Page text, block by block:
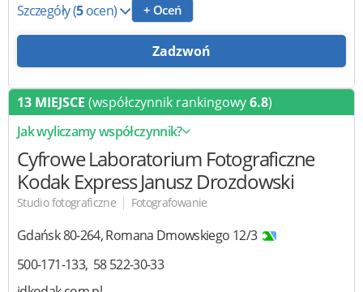
Szczegóły(5ocen) + Oceń
Zadzwoń
13 MIEJSCE (współczynnik rankingowy6.8)
Jak wyliczamy współczynnik?
Cyfrowe Laboratorium Fotograficzne
Kodak ExpressJanusz Drozdowski
Studio fotograficzne | Fotografowanie
Gdańsk80-264,Romana Dmowskiego 12/3
500-171-133 58 522-30-33